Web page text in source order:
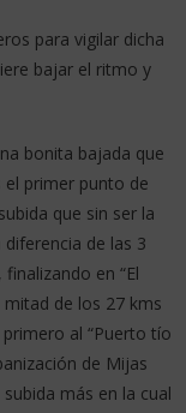
para vigilar dicha
bajar el ritmo y
bonita bajada que
primer punto de
que sin ser la
de las 3
en “El
de los 27 kms
al “Puerto tío
de Mijas
más en la cual